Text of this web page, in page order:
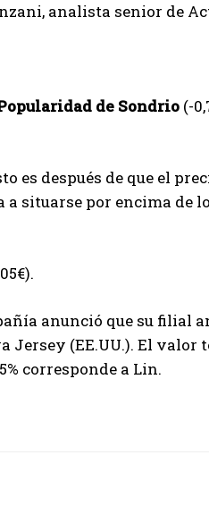
analista senior de
de Sondrio (-
es después de que el
situarse por encima de
anunció que su filial
(EE.UU.). El valor
corresponde a Lin.